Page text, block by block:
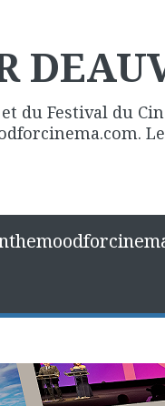
du Festival du